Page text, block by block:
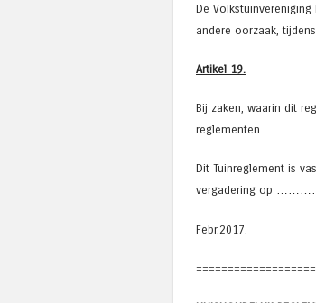
De
andere oorzaak,
Artikel 19.
Bij zaken, waarin dit
reglementen
Dit Tuinreglement is
vergadering op
Febr.2017.